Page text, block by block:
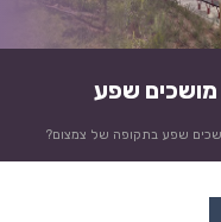
מושכים שפע
שפע בתקופה של צמצום?